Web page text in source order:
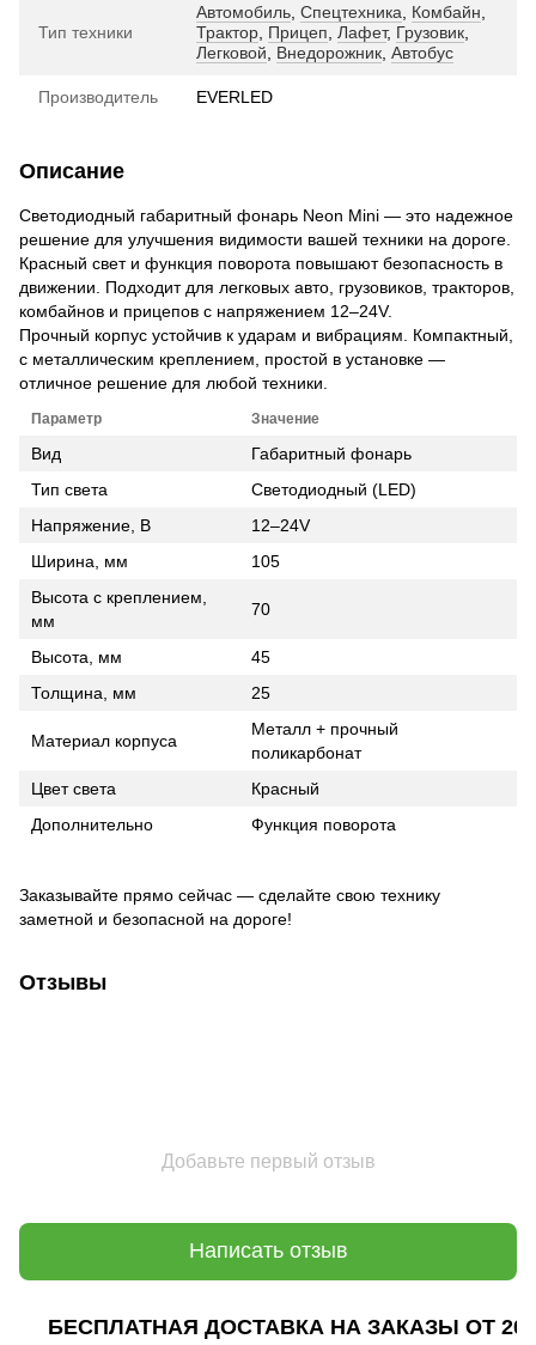
Тип техники
Автомобиль Спецтехника Комбайн
Трактор Прицеп Лафет, Грузовик
Легковой
Внедорожник Автобус
Производитель EVERLED
Описание
Светодиодный габаритный фонарь Neon Mini — это надежное
решение для улучшения видимости вашей техники на дороге.
Красный свет и функция поворота повышают безопасность в
движении. Подходит для легковых авто, грузовиков, тракторов,
комбайнов и прицепов с напряжением 12–24V.
Прочный корпус устойчив к ударам и вибрациям. Компактный,
с металлическим креплением, простой в установке —
отличное решение для любой техники.
Параметр Значение
Вид
Габаритный фонарь
Тип света
Светодиодный (LED)
Напряжение, В
12–24V
Ширина, мм
105
Высота с креплением,
мм
70
Высота, мм
45
Толщина, мм
25
Материал корпуса
Металл + прочный
поликарбонат
Цвет света
Красный
Дополнительно
Функция поворота
Заказывайте прямо сейчас — сделайте свою технику
заметной и безопасной на дороге!
Отзывы
Добавьте первый отзыв
Написать отзыв
БЕСПЛАТНАЯ ДОСТАВКА НА ЗАКАЗЫ ОТ